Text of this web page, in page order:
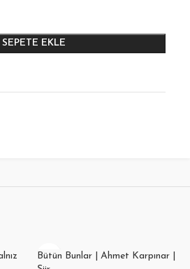
SEPETE EKLE
Bütün Bunlar | Ahmet Karpınar |